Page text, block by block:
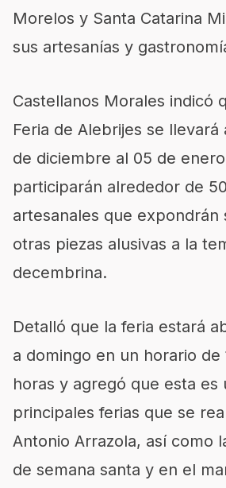
Morelos y Santa Catarina
sus artesanías y
Castellanos Morales indicó
Feria de Alebrijes se llevará
de diciembre al 05 de
participarán alrededor de
artesanales que expondrán
otras piezas alusivas a la
decembrina.
Detalló que la feria estará
a domingo en un horario de
horas y agregó que esta es
principales ferias que se
Antonio Arrazola, así como
de semana santa y en el